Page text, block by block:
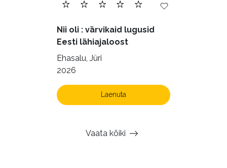
Nii oli : värvikaid lugusid
Eesti lähiajaloost
Ehasalu, Jüri
2026
Laenuta
Vaata kõiki